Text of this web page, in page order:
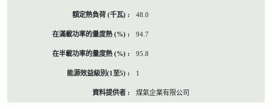
48.0
94.7
95.8
1
煤氣企業有限公司